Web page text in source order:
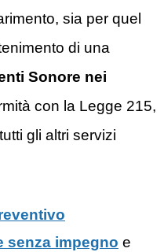
sia per quel
di una
Sonore nei
con la Legge 215,
gli altri servizi
senza impegno e